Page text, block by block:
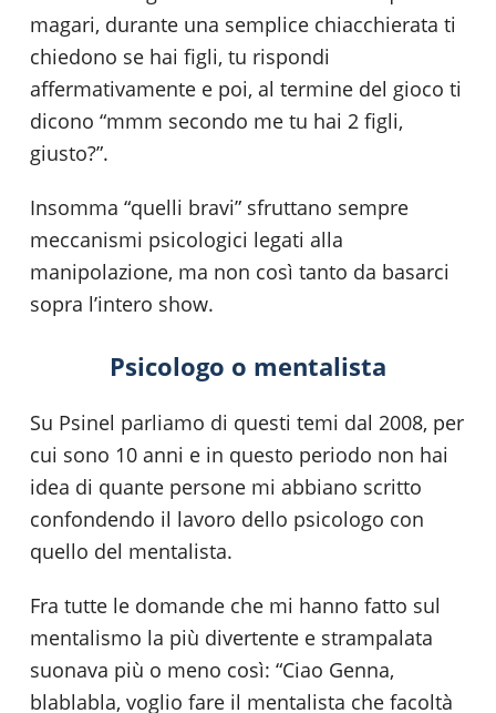
magari, durante una semplice chiacchierata ti
chiedono se hai figli, tu rispondi
affermativamente e poi, al termine del gioco ti
dicono “mmm secondo me tu hai 2 figli,
giusto?”.
Insomma “quelli bravi” sfruttano sempre
meccanismi psicologici legati alla
manipolazione, ma non così tanto da basarci
sopra l’intero show.
Psicologo o mentalista
Su Psinel parliamo di questi temi dal 2008, per
cui sono 10 anni e in questo periodo non hai
idea di quante persone mi abbiano scritto
confondendo il lavoro dello psicologo con
quello del mentalista.
Fra tutte le domande che mi hanno fatto sul
mentalismo la più divertente e strampalata
suonava più o meno così: “Ciao Genna,
blablabla, voglio fare il mentalista che facoltà